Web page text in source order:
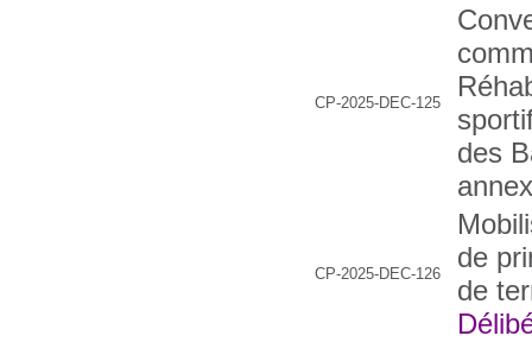
CP-2025-DEC-125
des
CP-2025-DEC-126
de
de